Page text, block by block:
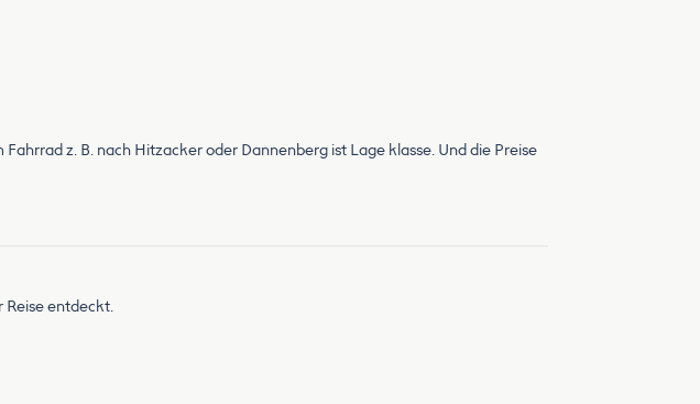
z. B. nach Hitzacker oder Dannenberg ist Lage klasse. Und die Preise
Reise entdeckt.